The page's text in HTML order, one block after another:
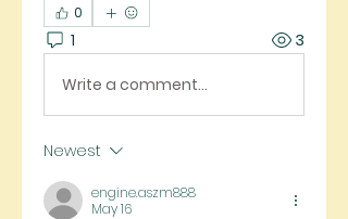
0
1 3
Write a comment...
Newest
engine.aszm888
May 16